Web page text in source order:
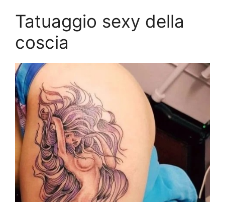
Tatuaggio sexy della
coscia